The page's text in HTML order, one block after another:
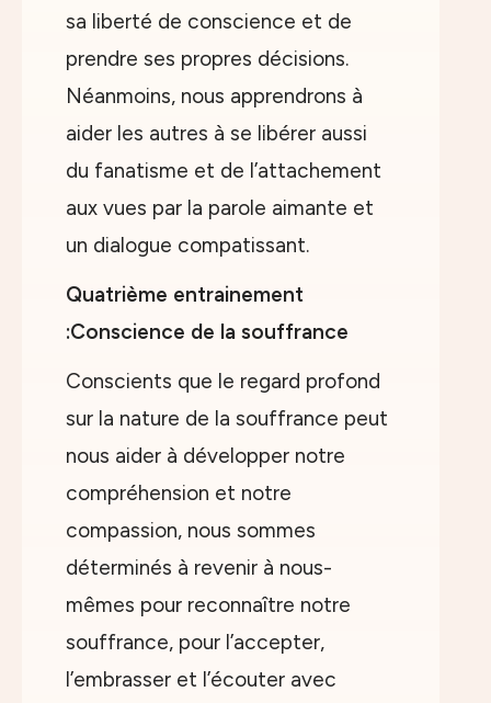
sa liberté de conscience et de
prendre ses propres décisions.
Néanmoins, nous apprendrons à
aider les autres à se libérer aussi
du fanatisme et de l’attachement
aux vues par la parole aimante et
un dialogue compatissant.
Quatrième entrainement
:Conscience de la souffrance
Conscients que le regard profond
sur la nature de la souffrance peut
nous aider à développer notre
compréhension et notre
compassion, nous sommes
déterminés à revenir à nous-
mêmes pour reconnaître notre
souffrance, pour l’accepter,
l’embrasser et l’écouter avec